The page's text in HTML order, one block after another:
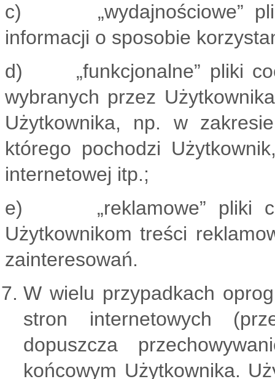
c) „wydajnościowe” pliki
informacji o sposobie
d) „funkcjonalne” pliki
wybranych przez
Użytkownika, np. w
którego pochodzi
internetowej itp.;
e) „reklamowe” pliki
Użytkownikom treści
zainteresowań.
W wielu przypadkach
stron internetowych
dopuszcza
końcowym Użytkownika.